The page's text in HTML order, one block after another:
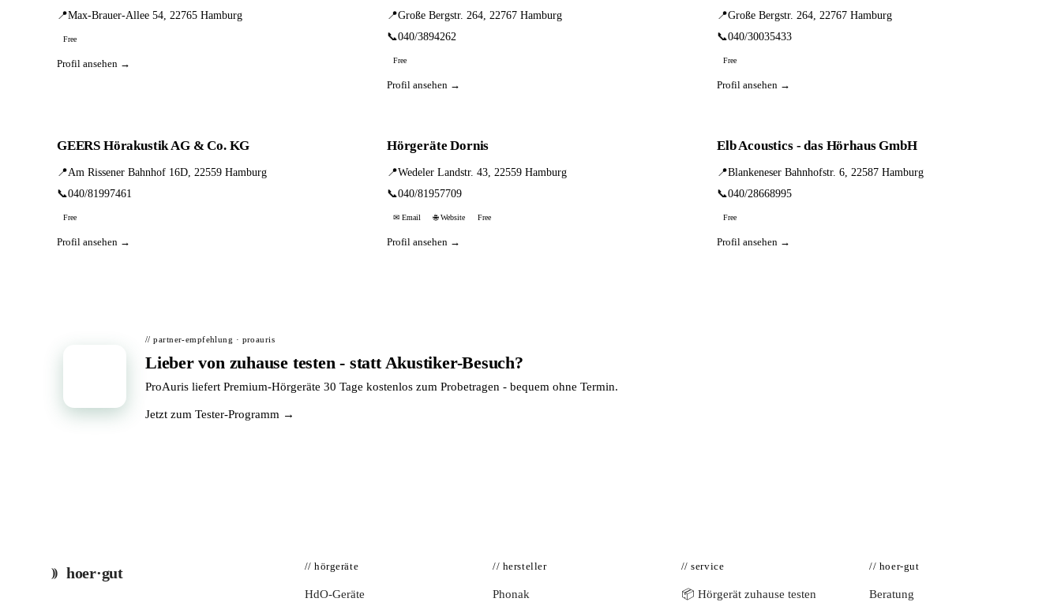
📍Max-Brauer-Allee 54, 22765 Hamburg
Free
Profil ansehen →
📍Große Bergstr. 264, 22767 Hamburg
📞040/3894262
Free
Profil ansehen →
📍Große Bergstr. 264, 22767 Hamburg
📞040/30035433
Free
Profil ansehen →
GEERS Hörakustik AG & Co. KG
📍Am Rissener Bahnhof 16D, 22559 Hamburg
📞040/81997461
Free
Profil ansehen →
Hörgeräte Dornis
📍Wedeler Landstr. 43, 22559 Hamburg
📞040/81957709
✉ Email 🌐 Website Free
Profil ansehen →
Elb Acoustics - das Hörhaus GmbH
📍Blankeneser Bahnhofstr. 6, 22587 Hamburg
📞040/28668995
Free
Profil ansehen →
// partner-empfehlung · proauris
Lieber von zuhause testen - statt Akustiker-Besuch?
ProAuris liefert Premium-Hörgeräte 30 Tage kostenlos zum Probetragen - bequem ohne Termin.
Jetzt zum Tester-Programm →
hoer·gut // hörgeräte
HdO-Geräte
// hersteller
Phonak
// service
📦 Hörgerät zuhause testen
// hoer-gut
Beratung